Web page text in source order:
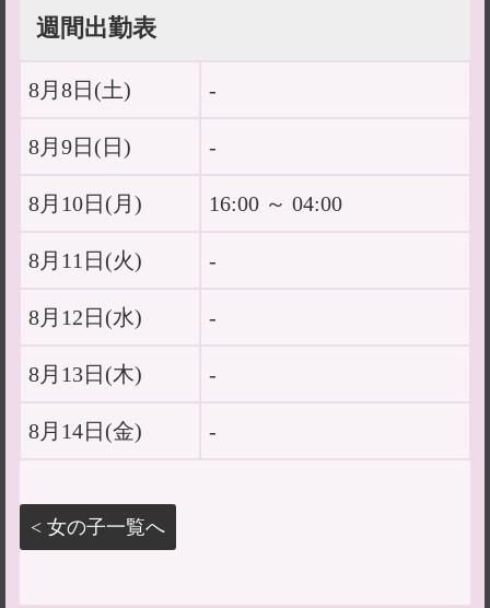
週間出勤表
8月8日(土) -
8月9日(日) -
8月10日( 月) 16:00 ～ 04:00
8月11日(火) -
8月12日(水) -
8月13日(木) -
8月14日(金) -
< 女の子一覧へ